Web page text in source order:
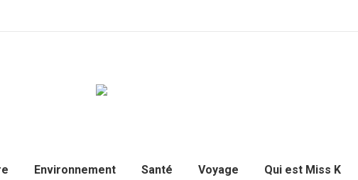
Environnement Santé Voyage Qui est Miss K